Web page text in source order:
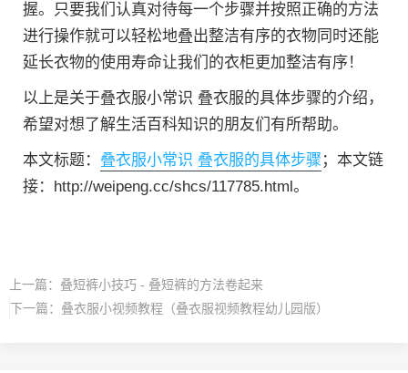
握。只要我们认真对待每一个步骤并按照正确的方法
进行操作就可以轻松地叠出整洁有序的衣物同时还能
延长衣物的使用寿命让我们的衣柜更加整洁有序！
以上是关于叠衣服小常识 叠衣服的具体步骤的介绍，
希望对想了解生活百科知识的朋友们有所帮助。
本文标题： 叠衣服小常识 叠衣服的具体步骤 ；本文链
接：http://weipeng.cc/shcs/117785.html。
上一篇： 叠短裤小技巧 - 叠短裤的方法卷起来
下一篇： 叠衣服小视频教程（叠衣服视频教程幼儿园版）